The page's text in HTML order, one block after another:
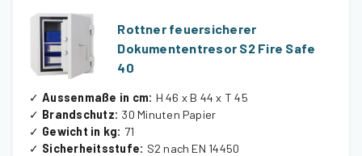
Rottner feuersicherer
Dokumententresor S2 Fire Safe
40
✓ Aussenmaße in cm: H 46 x B 44 x T 45
✓ Brandschutz: 30 Minuten Papier
✓ Gewicht in kg: 71
✓ Sicherheitsstufe: S2 nach EN 14450